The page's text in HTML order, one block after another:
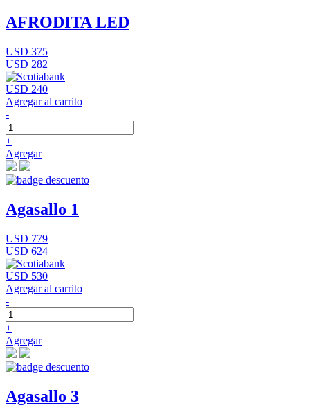
AFRODITA LED
USD 375
USD 282
USD 240
Agregar al carrito
-
+
Agregar
Agasallo 1
USD 779
USD 624
USD 530
Agregar al carrito
-
+
Agregar
Agasallo 3